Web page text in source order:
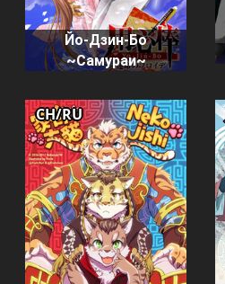
Йо-Дзин-Бо
~Самураи~
CH/RU